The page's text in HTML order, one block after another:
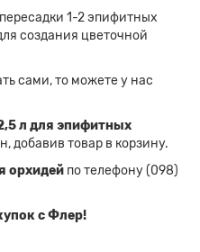
1-2 эпифитных
создания цветочной
сами, то можете у нас
л для эпифитных
добавив товар в корзину.
орхидей по телефону (098)
с Флер!